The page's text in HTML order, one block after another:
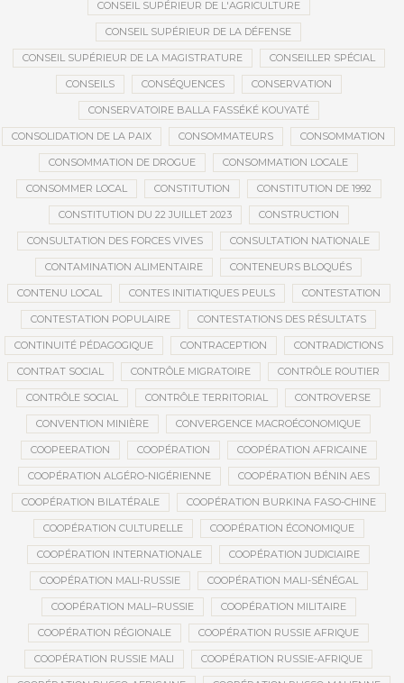
CONSEIL SUPÉRIEUR DE L'AGRICULTURE
CONSEIL SUPÉRIEUR DE LA DÉFENSE
CONSEIL SUPÉRIEUR DE LA MAGISTRATURE CONSEILLER SPÉCIAL
CONSEILS CONSÉQUENCES CONSERVATION
CONSERVATOIRE BALLA FASSÉKÉ KOUYATÉ
CONSOLIDATION DE LA PAIX CONSOMMATEURS CONSOMMATION
CONSOMMATION DE DROGUE CONSOMMATION LOCALE
CONSOMMER LOCAL CONSTITUTION CONSTITUTION DE 1992
CONSTITUTION DU 22 JUILLET 2023 CONSTRUCTION
CONSULTATION DES FORCES VIVES CONSULTATION NATIONALE
CONTAMINATION ALIMENTAIRE CONTENEURS BLOQUÉS
CONTENU LOCAL CONTES INITIATIQUES PEULS CONTESTATION
CONTESTATION POPULAIRE CONTESTATIONS DES RÉSULTATS
CONTINUITÉ PÉDAGOGIQUE CONTRACEPTION CONTRADICTIONS
CONTRAT SOCIAL CONTRÔLE MIGRATOIRE CONTRÔLE ROUTIER
CONTRÔLE SOCIAL CONTRÔLE TERRITORIAL CONTROVERSE
CONVENTION MINIÈRE CONVERGENCE MACROÉCONOMIQUE
COOPEERATION COOPÉRATION COOPÉRATION AFRICAINE
COOPÉRATION ALGÉRO-NIGÉRIENNE COOPÉRATION BÉNIN AES
COOPÉRATION BILATÉRALE COOPÉRATION BURKINA FASO-CHINE
COOPÉRATION CULTURELLE COOPÉRATION ÉCONOMIQUE
COOPÉRATION INTERNATIONALE COOPÉRATION JUDICIAIRE
COOPÉRATION MALI-RUSSIE COOPÉRATION MALI-SÉNÉGAL
COOPÉRATION MALI–RUSSIE COOPÉRATION MILITAIRE
COOPÉRATION RÉGIONALE COOPÉRATION RUSSIE AFRIQUE
COOPÉRATION RUSSIE MALI COOPÉRATION RUSSIE-AFRIQUE